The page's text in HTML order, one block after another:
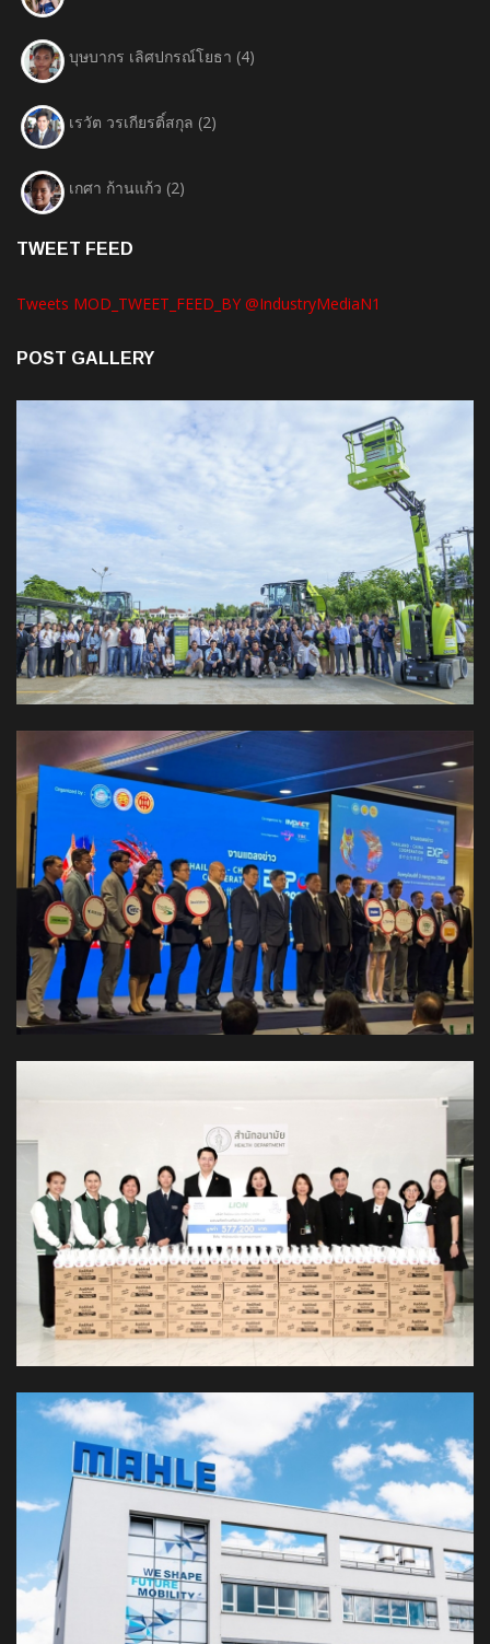
บุษบากร เลิศปกรณ์โยธา (4)
เรวัต วรเกียรติ์สกุล (2)
เกศา ก้านแก้ว (2)
TWEET FEED
Tweets MOD_TWEET_FEED_BY @IndustryMediaN1
POST GALLERY